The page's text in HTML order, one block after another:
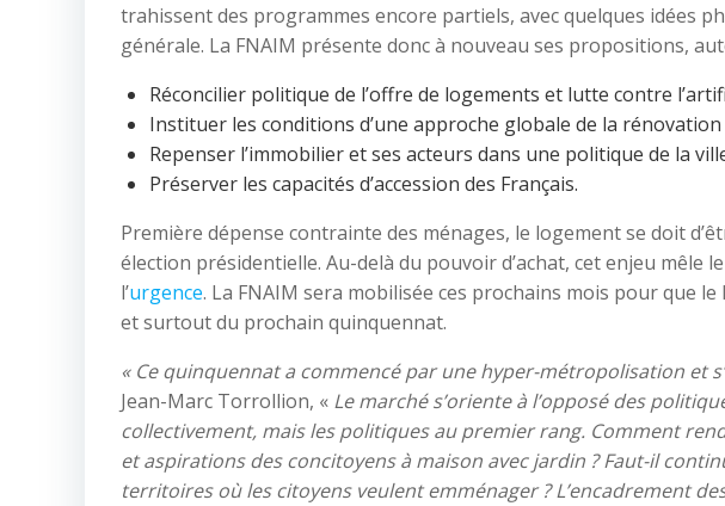
trahissent des programmes encore partiels, avec quelques idées
générale. La FNAIM présente donc à nouveau ses propositions,
Réconcilier politique de l’offre de logements et lutte contre
Instituer les conditions d’une approche globale de la rénovation
Repenser l’immobilier et ses acteurs dans une politique de la
Préserver les capacités d’accession des Français.
Première dépense contrainte des ménages, le logement se doit
élection présidentielle. Au-delà du pouvoir d’achat, cet enjeu mêle
l’urgence. La FNAIM sera mobilisée ces prochains mois pour que
et surtout du prochain quinquennat.
« Ce quinquennat a commencé par une hyper-métropolisation et
Jean-Marc Torrollion, « Le marché s’oriente à l’opposé des
collectivement, mais les politiques au premier rang. Comment
et aspirations des concitoyens à maison avec jardin ? Faut-il
territoires où les citoyens veulent emménager ? L’encadrement